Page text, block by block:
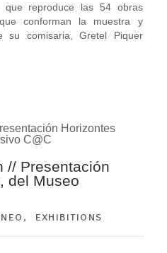
que reproduce las 54 obras
conforman la muestra y
su comisaria, Gretel Piquer
// Presentación
del Museo
, EXHIBITIONS